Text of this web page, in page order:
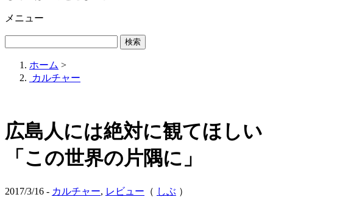
メニュー
ホーム >
カルチャー
広島人には絶対に観てほしい
「この世界の片隅に」
2017/3/16 - カルチャー, レビュー （ しぶ ）